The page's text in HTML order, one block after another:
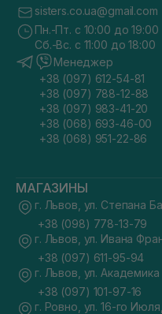
sisters.co.ua@gmail.com
Пн.-Пт. с 10:00 до 19:00
Сб.-Вс. с 11:00 до 18:00
Менеджер
+38 (097) 612-54-81
+38 (097) 788-12-88
+38 (097) 983-41-20
+38 (068) 693-46-00
+38 (068) 951-22-86
МАГАЗИНЫ
г. Львов, ул. Степана
+38 (098) 778-13-79
г. Львов, ул. Ивана
+38 (097) 611-95-94
г. Львов, ул.
+38 (097) 101-97-16
г. Ровно, ул. 16-го